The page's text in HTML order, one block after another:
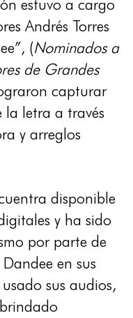
estuvo a cargo
Andrés Torres
(Nominados a
de Grandes
capturar
la letra a través
y arreglos
disponible
y ha sido
por parte de
en sus
sus audios,